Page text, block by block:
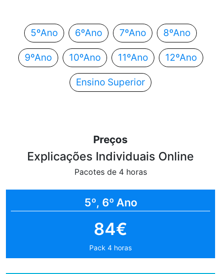
5ºAno 6ºAno 7ºAno 8ºAno
9ºAno 10ºAno 11ºAno 12ºAno
Ensino Superior
Preços
Explicações Individuais Online
Pacotes de 4 horas
5º, 6º Ano
84€
Pack 4 horas